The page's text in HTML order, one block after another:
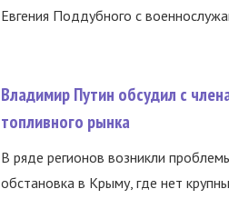
Евгения Поддубного с
Владимир Путин обсудил с
топливного рынка
В ряде регионов возникли
обстановка в Крыму, где нет